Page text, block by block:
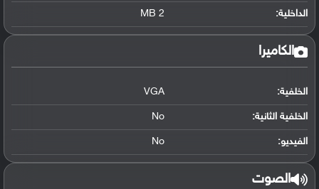
الداخلية: 2 MB
الكاميرا
الخلفية: VGA
الخلفية الثانية: No
الفيديو: No
الصوت